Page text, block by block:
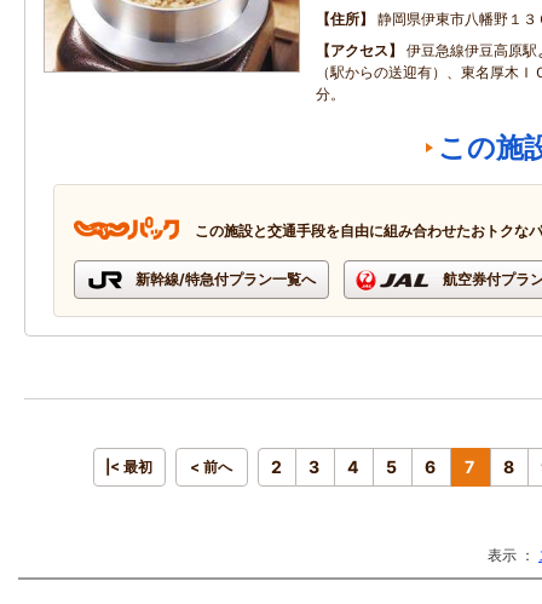
住所
静岡県伊東市八幡野１３
アクセス
伊豆急線伊豆高原
（駅からの送迎有）、東名厚木Ｉ
分。
この施
この施設と交通手段を自由に組み合わせたおトクな
新幹線/特急付プラン一覧へ 航空券付プラ
|< 最初 < 前へ 2 3 4 5 6 7 8
表示 ：